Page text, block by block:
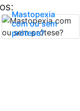
Mastopexia
com ou sem
prótese?